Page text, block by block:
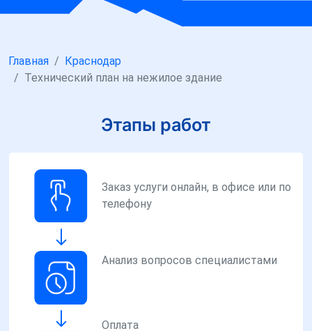
Главная
Краснодар
Технический план на нежилое здание
Этапы работ
Заказ услуги онлайн, в офисе или по
телефону
Анализ вопросов специалистами
Оплата